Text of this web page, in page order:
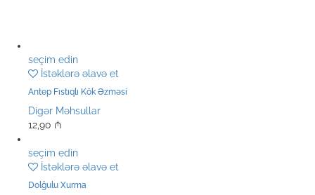
seçim edin
İstəklərə əlavə et
Antep Fıstıqlı Kök Əzməsi
Digər Məhsullar
12,90 ₼
seçim edin
İstəklərə əlavə et
Dolğulu Xurma